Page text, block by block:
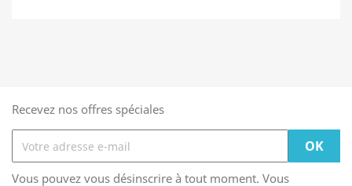
Recevez nos offres spéciales
Vous pouvez vous désinscrire à tout moment. Vous